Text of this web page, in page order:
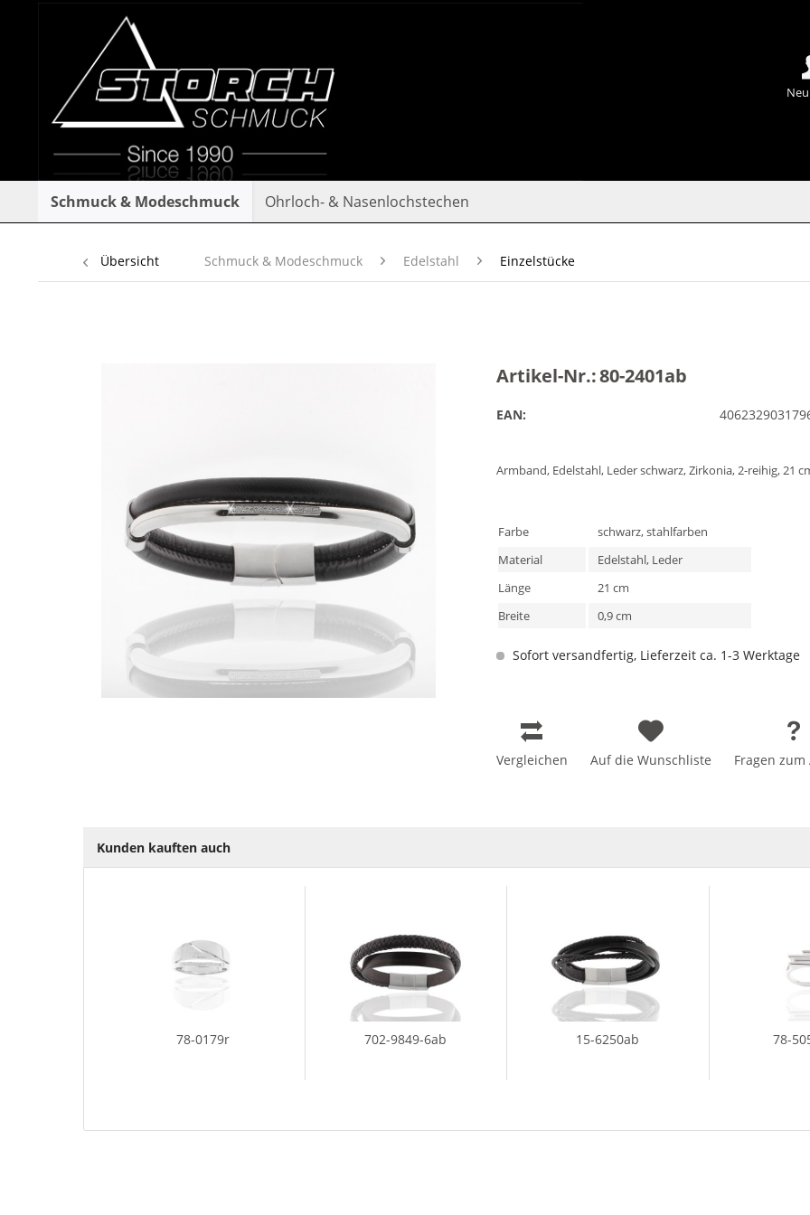
Schmuck & Modeschmuck Ohrloch- & Nasenlochstechen
Übersicht Schmuck & Modeschmuck Edelstahl Einzelstücke
Artikel-Nr.:80-2401ab
EAN:
Armband, Edelstahl, Leder schwarz, Zirkonia, 2-reihig, 21
Farbe
schwarz, stahlfarben
Material
Edelstahl, Leder
Länge
21 cm
Breite
0,9 cm
Sofort versandfertig, Lieferzeit ca. 1-3 Werktage
Vergleichen Auf die Wunschliste Fragen zum
Kunden kauften auch
78-0179r 702-9849-6ab 15-6250ab 78-